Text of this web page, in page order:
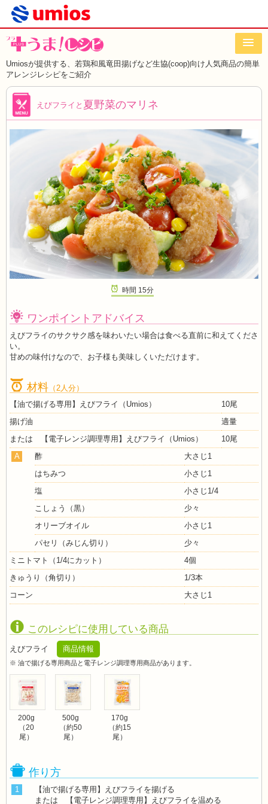
Umiosが提供する、若鶏和風竜田揚げなど生協(coop)向け人気商品の簡単
アレンジレシピをご紹介
えびフライと 夏野菜のマリネ
時間 15分
ワンポイントアドバイス
えびフライのサクサク感を味わいたい場合は食べる直前に和えてくださ
い。
甘めの味付けなので、お子様も美味しくいただけます。
材料（2人分）
【油で揚げる専用】えびフライ（Umios）
10尾
揚げ油
適量
または 【電子レンジ調理専用】えびフライ（Umios）
10尾
A
酢
大さじ1
はちみつ
小さじ1
塩
小さじ1/4
こしょう（黒）
少々
オリーブオイル
小さじ1
パセリ（みじん切り）
少々
ミニトマト（1/4にカット）
4個
きゅうり（角切り）
1/3本
コーン
大さじ1
このレシピに使用している商品
えびフライ 商品情報
※ 油で揚げる専用商品と電子レンジ調理専用商品があります。
200g
（20
尾）
500g
（約50
尾）
170g
（約15
尾）
作り方
1
【油で揚げる専用】えびフライを揚げる
または 【電子レンジ調理専用】えびフライを温める